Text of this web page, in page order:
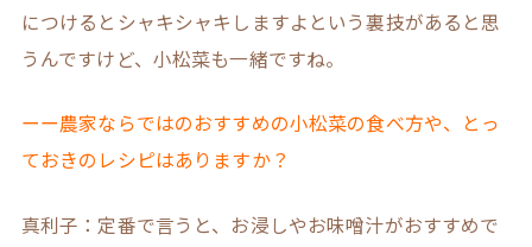
につけるとシャキシャキしますよという裏技があると思
うんですけど、小松菜も一緒ですね。
ーー農家ならではのおすすめの小松菜の食べ方や、とっ
ておきのレシピはありますか？
真利子：定番で言うと、お浸しやお味噌汁がおすすめで